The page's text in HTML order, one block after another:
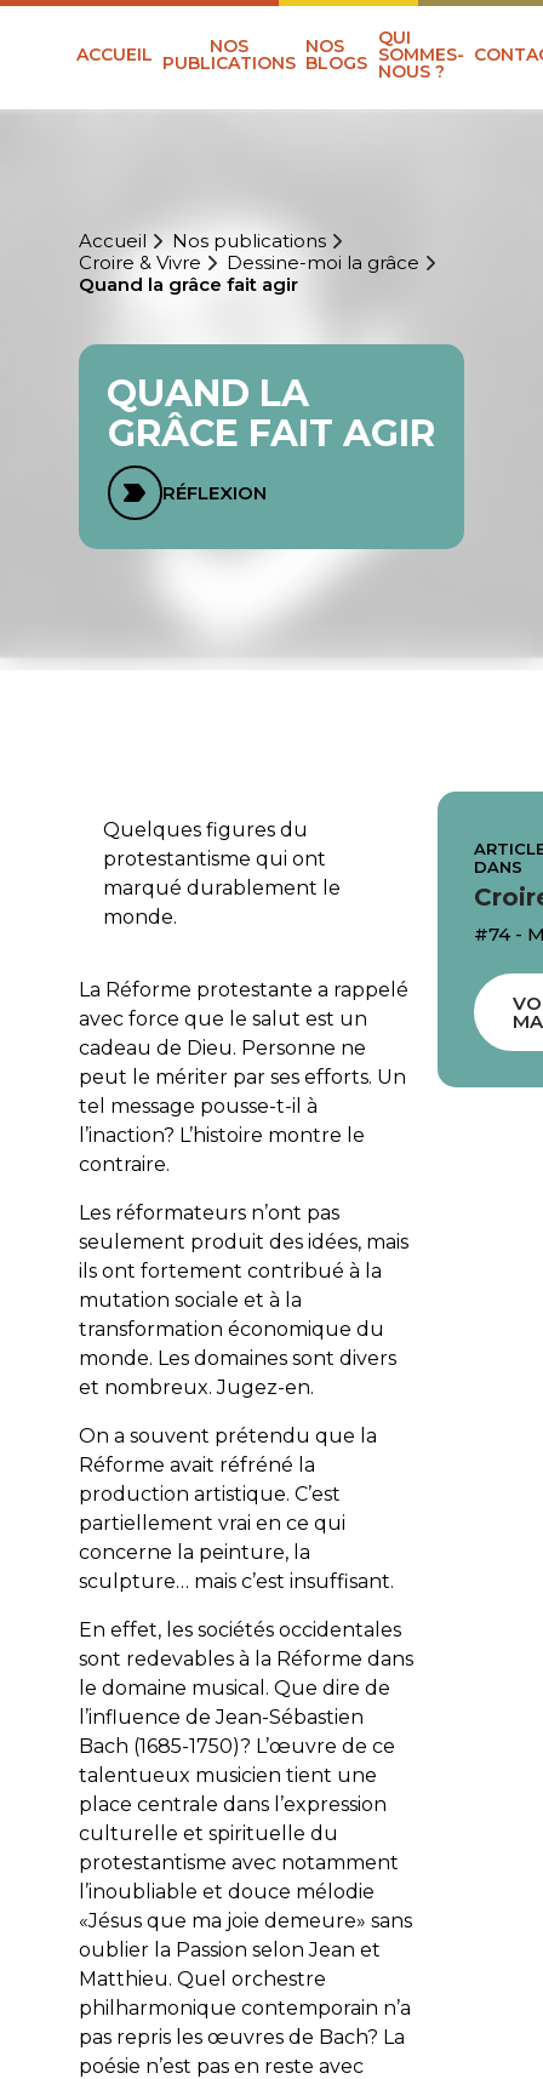
ACCUEIL NOS
PUBLICATIONS
NOS
BLOGS
QUI
SOMMES-
NOUS ?
Accueil
Nos publications
Croire & Vivre
Dessine-moi la grâce
Quand la grâce fait agir
QUAND LA
GRÂCE FAIT AGIR
RÉFLEXION
Quelques figures du
protestantisme qui ont
marqué durablement le
monde.
La Réforme protestante a rappelé
avec force que le salut est un
cadeau de Dieu. Personne ne
peut le mériter par ses efforts. Un
tel message pousse-t-il à
l’inaction? L’histoire montre le
contraire.
Les réformateurs n’ont pas
seulement produit des idées, mais
ils ont fortement contribué à la
mutation sociale et à la
transformation économique du
monde. Les domaines sont divers
et nombreux. Jugez-en.
On a souvent prétendu que la
Réforme avait réfréné la
production artistique. C’est
partiellement vrai en ce qui
concerne la peinture, la
sculpture… mais c’est insuffisant.
En effet, les sociétés occidentales
sont redevables à la Réforme dans
le domaine musical. Que dire de
l’influence deJean-Sébastien
Bach (1685-1750)? L’œuvre de ce
talentueux musicien tient une
place centrale dans l’expression
culturelle et spirituelle du
protestantisme avec notamment
l’inoubliable et douce mélodie
«Jésus que ma joie demeure» sans
oublier la Passion selon Jean et
Matthieu. Quel orchestre
philharmonique contemporain n’a
pas repris les œuvres de Bach? La
poésie n’est pas en reste avec
DANS
#74 -